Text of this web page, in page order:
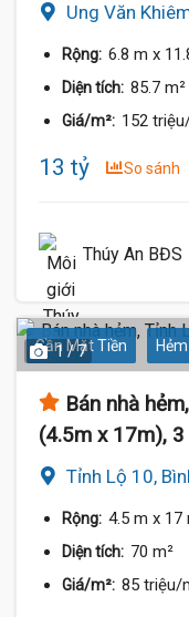
Ung Văn
Rộng: 6.8 m x
Diện tích: 85.7 m²
Giá/m²: 152
13 tỷ So sánh
Thúy An BĐS
Gần Mặt Tiền
1 / 7
Bán nhà
(4.5m x 17m),
Tỉnh Lộ 10,
Rộng: 4.5 m x 17
Diện tích: 70 m²
Giá/m²: 85 triệu/